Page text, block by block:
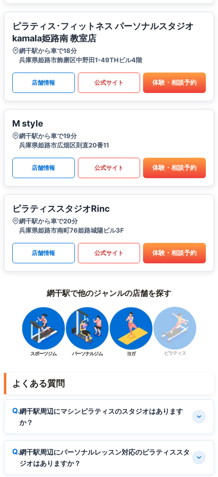
ピラティス･フィットネス パーソナルスタジオ
kamala姫路南 教室店
網干駅から車で18分
兵庫県姫路市飾磨区中野田1-49THビル4階
店舗情報 公式サイト 体験・相談予約
M style
網干駅から車で19分
兵庫県姫路市広畑区則直20番11
店舗情報 公式サイト 体験・相談予約
ピラティススタジオRinc
網干駅から車で20分
兵庫県姫路市南町76姫路城陽ビル3F
店舗情報 公式サイト 体験・相談予約
網干駅で他のジャンルの店舗を探す
スポーツジム パーソナルジム ヨガ ピラティス
よくある質問
網干駅周辺にマシンピラティスのスタジオはあります
か？
網干駅周辺にパーソナルレッスン対応のピラティススタ
ジオはありますか？